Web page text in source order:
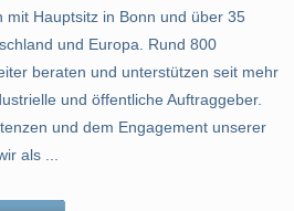
mit Hauptsitz in Bonn und über 35
und Europa. Rund 800
beraten und unterstützen seit mehr
und öffentliche Auftraggeber.
und dem Engagement unserer
als ...